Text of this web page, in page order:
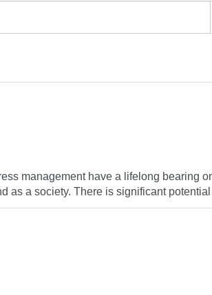
management have a lifelong bearing
as a society. There is significant potential